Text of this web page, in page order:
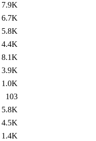
7.9K
6.7K
5.8K
4.4K
8.1K
3.9K
1.0K
103
5.8K
4.5K
1.4K